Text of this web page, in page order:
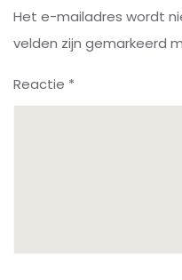
Het e-mailadres wordt
velden zijn gemarkeerd
Reactie *